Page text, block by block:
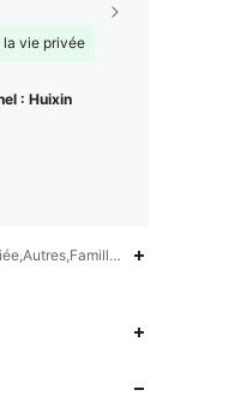
la vie privée
: Huixin